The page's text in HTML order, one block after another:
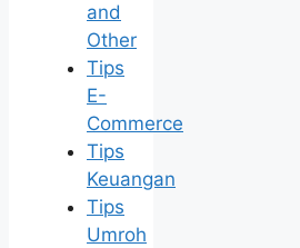
and
Other
Tips
E-
Commerce
Tips
Keuangan
Tips
Umroh